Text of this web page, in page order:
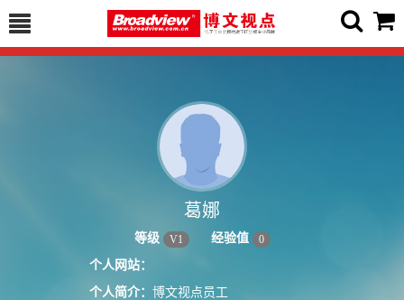
葛娜
等级 V1 经验值 0
个人网站：
个人简介： 博文视点员工